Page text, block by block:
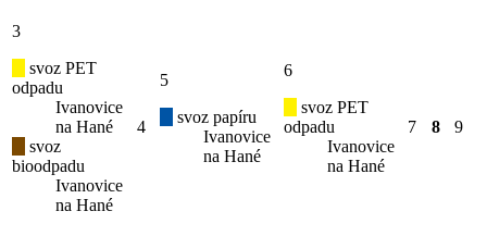
3
svoz PET
odpadu
Ivanovice
na Hané
svoz
bioodpadu
Ivanovice
na Hané
4
5
svoz papíru
Ivanovice
na Hané
6
svoz PET
odpadu
Ivanovice
na Hané
7 8 9